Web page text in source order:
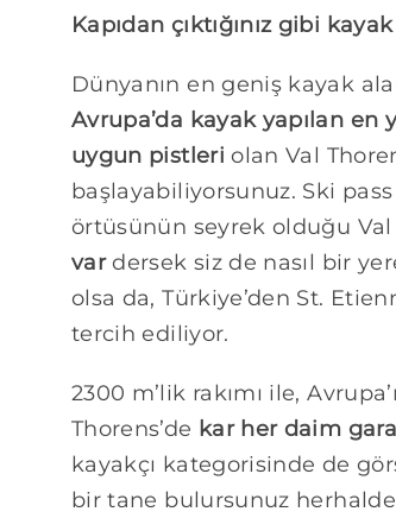
Kapıdan çıktığınız gibi
Dünyanın en geniş kayak
Avrupa’da kayak yapılan en
uygun pistleri olan Val
başlayabiliyorsunuz. Ski
örtüsünün seyrek olduğu Val
vardersek siz de nasıl bir
olsa da, Türkiye’den St.
tercih ediliyor.
2300 m’lik rakımı ile,
Thorens’de kar her daim
kayakçı kategorisinde de
bir tane bulursunuz